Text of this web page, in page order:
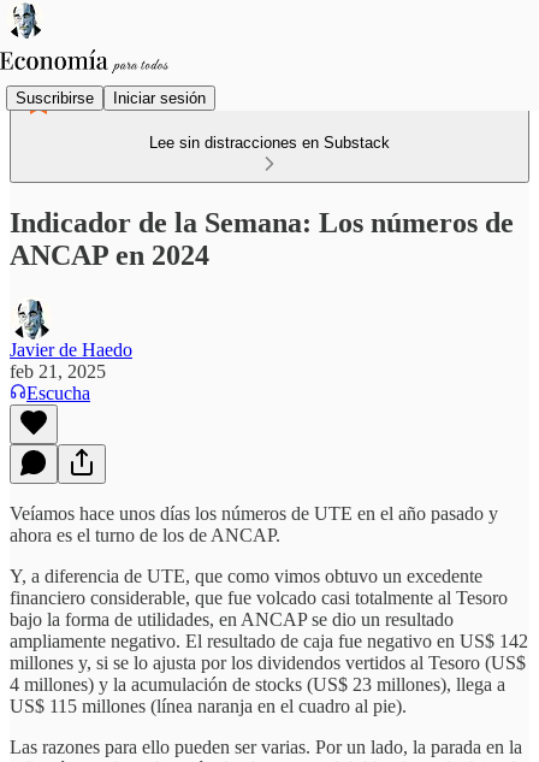
Suscribirse Iniciar sesión
Lee sin distracciones en Substack
Indicador de la Semana: Los números de
ANCAP en 2024
Javier de Haedo
feb 21, 2025
Escucha
Veíamos hace unos días los números de UTE en el año pasado y
ahora es el turno de los de ANCAP.
Y, a diferencia de UTE, que como vimos obtuvo un excedente
financiero considerable, que fue volcado casi totalmente al Tesoro
bajo la forma de utilidades, en ANCAP se dio un resultado
ampliamente negativo. El resultado de caja fue negativo en US$ 142
millones y, si se lo ajusta por los dividendos vertidos al Tesoro (US$
4 millones) y la acumulación de stocks (US$ 23 millones), llega a
US$ 115 millones (línea naranja en el cuadro al pie).
Las razones para ello pueden ser varias. Por un lado, la parada en la